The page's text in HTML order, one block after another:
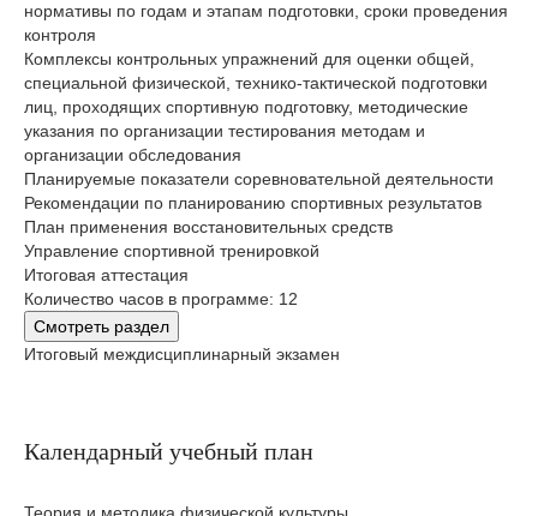
нормативы по годам и этапам подготовки, сроки проведения
контроля
Комплексы контрольных упражнений для оценки общей,
специальной физической, технико-тактической подготовки
лиц, проходящих спортивную подготовку, методические
указания по организации тестирования методам и
организации обследования
Планируемые показатели соревновательной деятельности
Рекомендации по планированию спортивных результатов
План применения восстановительных средств
Управление спортивной тренировкой
Итоговая аттестация
Количество часов в программе: 12
Смотреть раздел
Итоговый междисциплинарный экзамен
Календарный учебный план